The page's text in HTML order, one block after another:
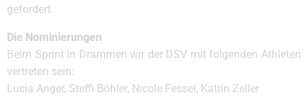
gefordert.
Die Nominierungen
Beim Sprint in Drammen wir der DSV mit folgenden Athleten
vertreten sein:
Lucia Anger, Steffi Böhler, Nicole Fessel, Katrin Zeller